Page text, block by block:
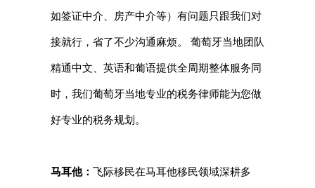
如签证中介、房产中介等）有问题只跟我们对
接就行，省了不少沟通麻烦。 葡萄牙当地团队
精通中文、英语和葡语提供全周期整体服务同
时，我们葡萄牙当地专业的税务律师能为您做
好专业的税务规划。
马耳他： 飞际移民在马耳他移民领域深耕多